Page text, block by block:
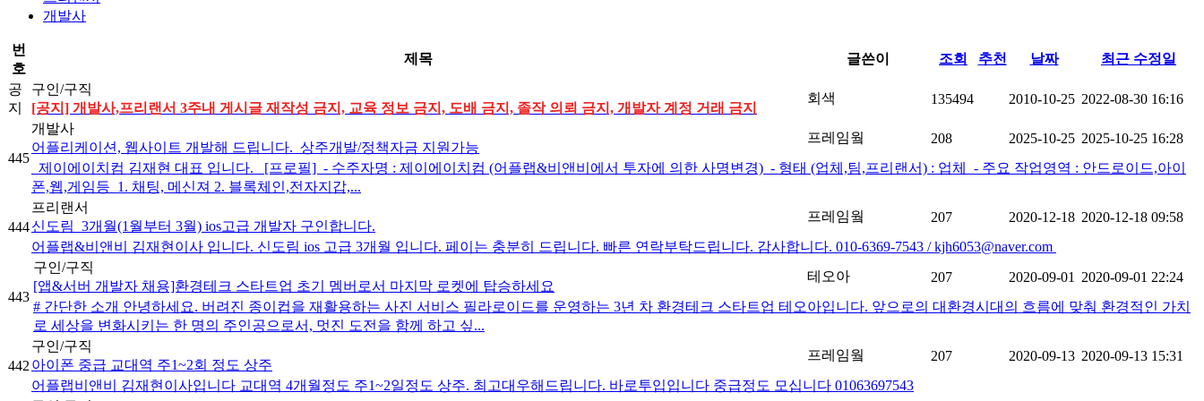
개발사
번
호
제목 글쓴이 조회 추천 날짜
최근 수정일
공
지
구인/구직
[공지] 개발사,프리랜서 3주내 게시글 재작성 금지, 교육 정보 금지, 도배 금지, 졸작 의뢰 금지, 개발자 계정 거래 금지
회색 135494 2010-10-25 2022-08-30 16:16
445
개발사
어플리케이션, 웹사이트 개발해 드립니다._상주개발/정책자금 지원가능
프레임웤 208 2025-10-25 2025-10-25 16:28
제이에이치컴 김재현 대표 입니다. [프로필] ​ - 수주자명 : 제이에이치컴 (어플랩&비앤비에서 투자에 의한 사명변경) ​ - 형태 (업체,팀,프리랜서) : 업체 ​ - 주요 작업영역 : 안드로이드,아이
폰,웹,게임등 ​ 1. 채팅, 메신져 2. 블록체인,전자지갑,...
444
프리랜서
신도림_3개월(1월부터 3월) ios고급 개발자 구인합니다.
프레임웤 207 2020-12-18 2020-12-18 09:58
어플랩&비앤비 김재현이사 입니다. 신도림 ios 고급 3개월 입니다. 페이는 충분히 드립니다. 빠른 연락부탁드립니다. 감사합니다. 010-6369-7543 / kjh6053@naver.com
443
구인/구직
[앱&서버 개발자 채용]환경테크 스타트업 초기 멤버로서 마지막 로켓에 탑승하세요
테오아 207 2020-09-01
2020-09-01 22:24
# 간단한 소개 안녕하세요. 버려진 종이컵을 재활용하는 사진 서비스 필라로이드를 운영하는 3년 차 환경테크 스타트업 테오아입니다. 앞으로의 대환경시대의 흐름에 맞춰 환경적인 가치
로 세상을 변화시키는 한 명의 주인공으로서, 멋진 도전을 함께 하고 싶...
442
구인/구직
아이폰 중급 교대역 주1~2회 정도 상주
프레임웤 207 2020-09-13 2020-09-13 15:31
어플랩비앤비 김재현이사입니다 교대역 4개월정도 주1~2일정도 상주. 최고대우해드립니다. 바로투입입니다 중급정도 모십니다 01063697543